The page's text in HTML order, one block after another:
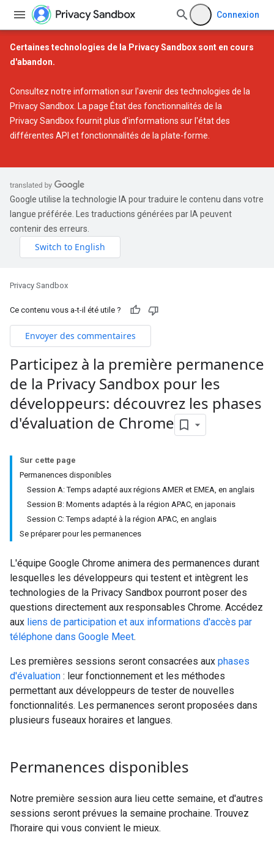
Connexion
Certaines technologies de la Privacy Sandbox sont en cours
d'abandon.
Consultez notre information sur l'avenir des technologies de la
Privacy Sandbox . La page État des fonctionnalités de la
Privacy Sandboxfournit plus d'informations sur l'état des
différentes API et fonctionnalités de la plate-forme.
Google utilise la technologie IA pour traduire le contenu dans votre
langue préférée. Les traductions générées par IA peuvent
contenir des erreurs.
Privacy Sandbox
Ce contenu vous a-t-il été utile ?
Envoyer des commentaires
Participez à la première permanence
de la Privacy Sandbox pour les
développeurs: découvrez les phases
d'évaluation de Chrome
Sur cette page
Permanences disponibles
Session A: Temps adapté aux régions AMER et EMEA, en anglais
Session B: Moments adaptés à la région APAC, en japonais
Session C: Temps adapté à la région APAC, en anglais
Se préparer pour les permanences
L'équipe Google Chrome animera des permanences durant
lesquelles les développeurs qui testent et intègrent les
technologies de la Privacy Sandbox pourront poser des
questions directement aux responsables Chrome. Accédez
aux liens de participation et aux informations d'accès par
téléphone dans Google Meet.
Les premières sessions seront consacrées aux phases
d'évaluation : leur fonctionnement et les méthodes
permettant aux développeurs de tester de nouvelles
fonctionnalités. Les permanences seront proposées dans
plusieurs fuseaux horaires et langues.
Permanences disponibles
Notre première session aura lieu cette semaine, et d'autres
sessions seront prévues la semaine prochaine. Trouvez
l'horaire qui vous convient le mieux.